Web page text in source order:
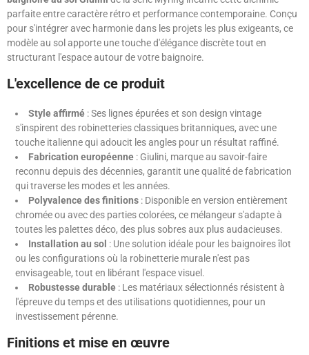
parfaite entre caractère rétro et performance contemporaine. Conçu
pour s'intégrer avec harmonie dans les projets les plus exigeants, ce
modèle au sol apporte une touche d'élégance discrète tout en
structurant l'espace autour de votre baignoire.
L'excellence de ce produit
Style affirmé : Ses lignes épurées et son design vintage
s'inspirent des robinetteries classiques britanniques, avec une
touche italienne qui adoucit les angles pour un résultat raffiné.
Fabrication européenne : Giulini, marque au savoir-faire
reconnu depuis des décennies, garantit une qualité de fabrication
qui traverse les modes et les années.
Polyvalence des finitions : Disponible en version entièrement
chromée ou avec des parties colorées, ce mélangeur s'adapte à
toutes les palettes déco, des plus sobres aux plus audacieuses.
Installation au sol : Une solution idéale pour les baignoires îlot
ou les configurations où la robinetterie murale n'est pas
envisageable, tout en libérant l'espace visuel.
Robustesse durable : Les matériaux sélectionnés résistent à
l'épreuve du temps et des utilisations quotidiennes, pour un
investissement pérenne.
Finitions et mise en œuvre